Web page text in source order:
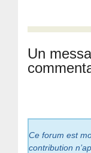
Un
Ce forum est
contribution